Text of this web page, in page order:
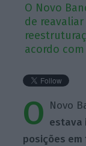
O Novo
de
acordo
O Novo
estava
posições